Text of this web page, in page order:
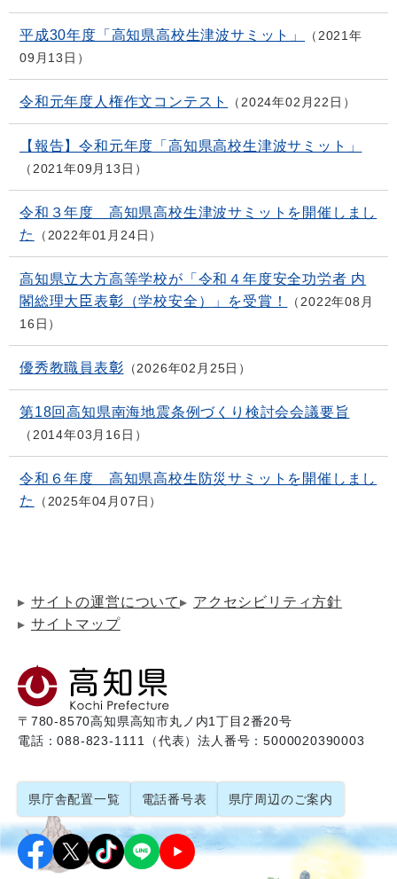
平成30年度「高知県高校生津波サミット」
2021年
09月13日
令和元年度人権作文コンテスト 2024年02月22日
【報告】令和元年度「高知県高校生津波サミット」
2021年09月13日
令和３年度 高知県高校生津波サミットを開催しまし
た
2022年01月24日
高知県立大方高等学校が「令和４年度安全功労者 内
閣総理大臣表彰（学校安全）」を受賞！
2022年08月
16日
優秀教職員表彰 2026年02月25日
第18回高知県南海地震条例づくり検討会会議要旨
2014年03月16日
令和６年度 高知県高校生防災サミットを開催しまし
た
2025年04月07日
サイトの運営について
アクセシビリティ方針
サイトマップ
〒780-8570高知県高知市丸ノ内1丁目2番20号
電話：088-823-1111（代表）法人番号：5000020390003
県庁舎配置一覧 電話番号表 県庁周辺のご案内